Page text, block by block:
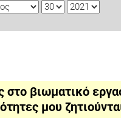
D
y
Y
a
βιωματικό
μου